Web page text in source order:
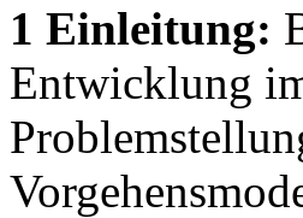
1 Einleitung:
Entwicklung